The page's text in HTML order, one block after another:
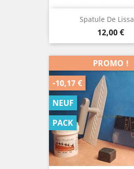
Spatule De
Prix
12,00 €
PROMO !
-10,17 €
NEUF
PACK